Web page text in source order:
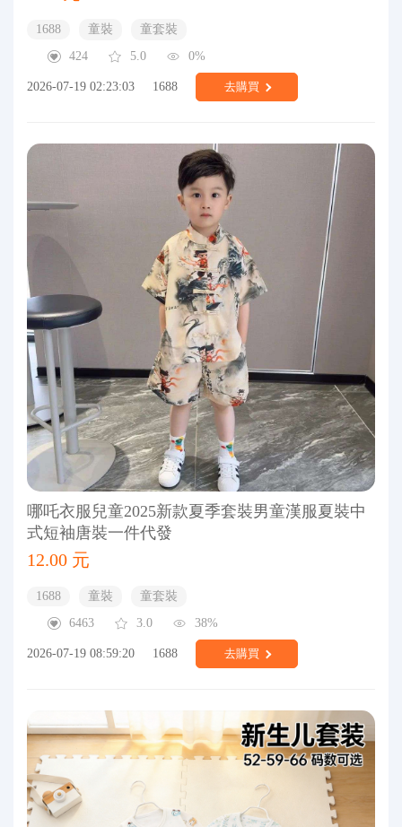
1688 童裝
童套裝
424
5.0 0%
2026-07-19 02:23:03 1688 去購買
哪吒衣服兒童2025新款夏季套裝男童漢服夏裝中
式短袖唐裝一件代發
12.00 元
1688 童裝
童套裝
6463
3.0 38%
2026-07-19 08:59:20 1688 去購買